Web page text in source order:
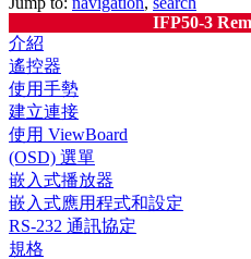
IFP50-3
介紹
遙控器
使用手勢
建立連接
使用 ViewBoard
(OSD) 選單
嵌入式播放器
嵌入式應用程式和設定
RS-232 通訊協定
規格